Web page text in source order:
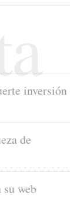
inversión
de
web